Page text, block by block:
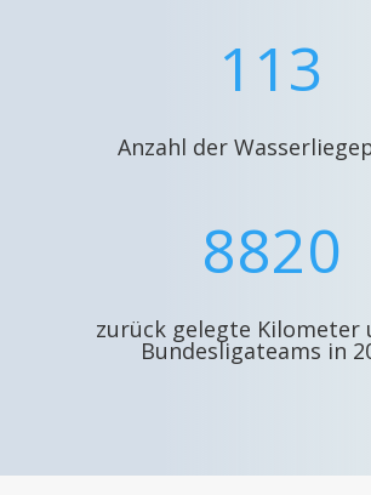
113
Anzahl der
8820
zurück gelegte Kilometer
Bundesligateams in